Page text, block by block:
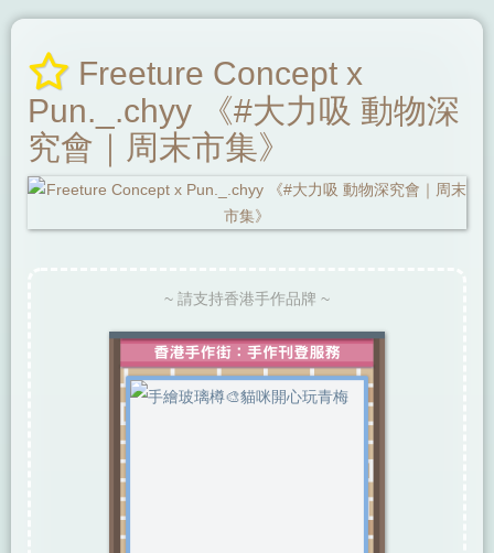
Freeture Concept x
Pun._.chyy 《#大力吸 動物深
究會｜周末市集》
~ 請支持香港手作品牌 ~